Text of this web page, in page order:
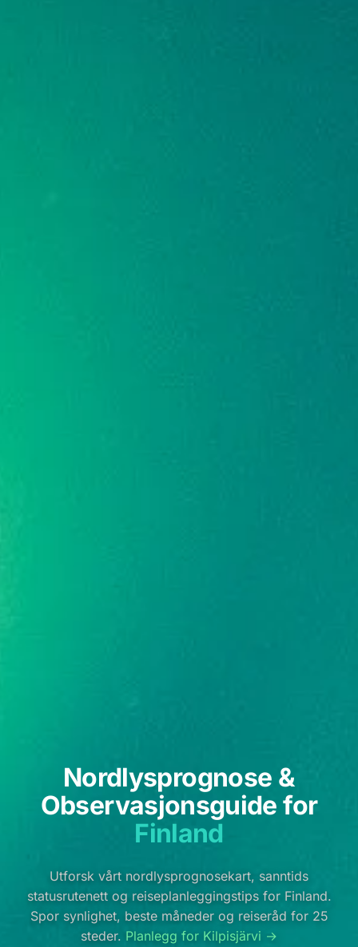
Nordlysprognose &
Observasjonsguide for
Finland
Utforsk vårt nordlysprognosekart, sanntids
statusrutenett og reiseplanleggingstips for Finland.
Spor synlighet, beste måneder og reiseråd for 25
steder. Planlegg for Kilpisjärvi →